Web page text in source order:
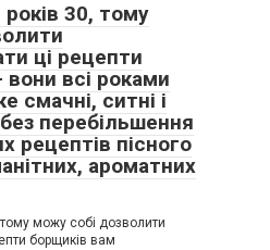
30, тому
ці рецепти
всі роками
смачні, ситні і
перебільшення
рецептів пісного
ароматних
можу собі дозволити
борщиків вам